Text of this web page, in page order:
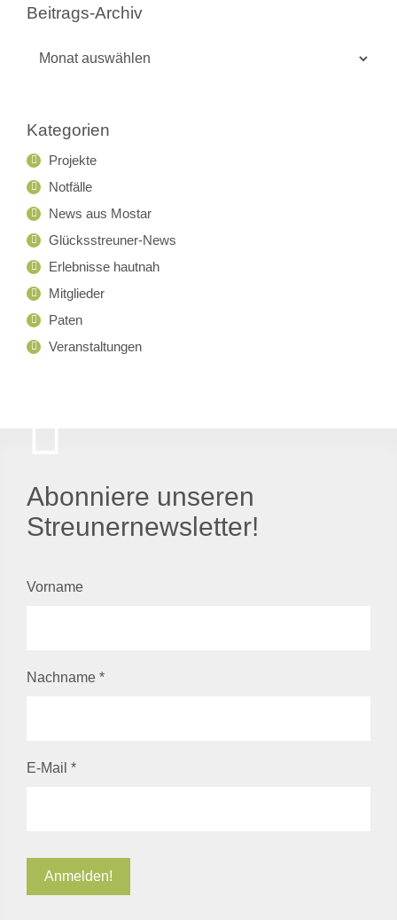
Beitrags-Archiv
Kategorien
Projekte
Notfälle
News aus Mostar
Glücksstreuner-News
Erlebnisse hautnah
Mitglieder
Paten
Veranstaltungen
Abonniere unseren
Streunernewsletter!
Vorname
Nachname *
E-Mail *